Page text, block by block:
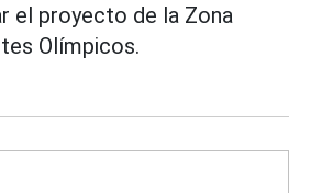
el proyecto de la Zona
Olímpicos.